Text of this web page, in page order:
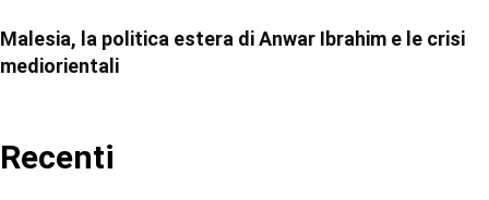
Malesia, la politica estera di Anwar Ibrahim e le crisi
mediorientali
Recenti